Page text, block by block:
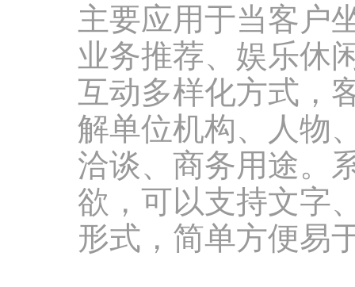
主要应用于当客户
业务推荐、娱乐休
互动多样化方式，
解单位机构、人物
洽谈、商务用途。
欲，可以支持文字
形式，简单方便易